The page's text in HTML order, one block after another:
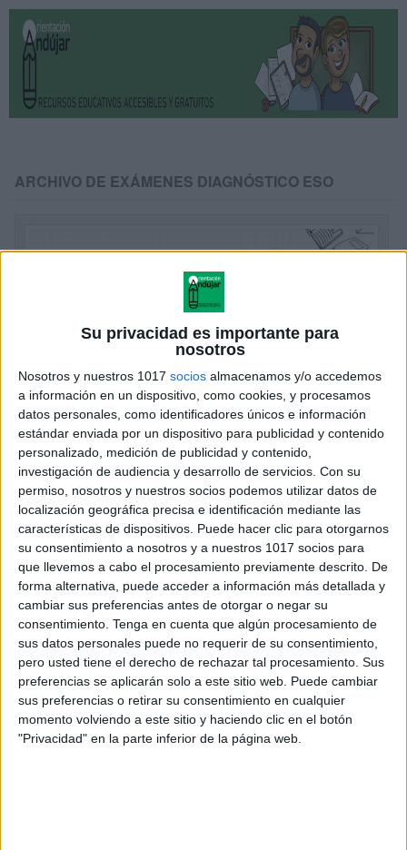
Su privacidad es importante para
nosotros
Nosotros y nuestros 1017 socios almacenamos y/o accedemos
a información en un dispositivo, como cookies, y procesamos
datos personales, como identificadores únicos e información
estándar enviada por un dispositivo para publicidad y contenido
personalizado, medición de publicidad y contenido,
investigación de audiencia y desarrollo de servicios. Con su
permiso, nosotros y nuestros socios podemos utilizar datos de
localización geográfica precisa e identificación mediante las
características de dispositivos. Puede hacer clic para otorgarnos
su consentimiento a nosotros y a nuestros 1017 socios para
que llevemos a cabo el procesamiento previamente descrito. De
forma alternativa, puede acceder a información más detallada y
cambiar sus preferencias antes de otorgar o negar su
consentimiento. Tenga en cuenta que algún procesamiento de
sus datos personales puede no requerir de su consentimiento,
pero usted tiene el derecho de rechazar tal procesamiento. Sus
preferencias se aplicarán solo a este sitio web. Puede cambiar
sus preferencias o retirar su consentimiento en cualquier
momento volviendo a este sitio y haciendo clic en el botón
"Privacidad" en la parte inferior de la página web.
ARCHIVO DE EXÁMENES DIAGNÓSTICO ESO
Exámenes TODAS LAS ÁREAS LOMLOE
para Evaluación Inicial de 1º de ESO
Publicado el 10 septiembre, 2025
La evaluación inicial es una parte esencial al
comenzar el curso, ya que nos ayuda a conocer qué
sabe nuestro alumnado, cuáles son sus puntos fuertes
y en qué aspectos […]
SEGUIR LEYENDO